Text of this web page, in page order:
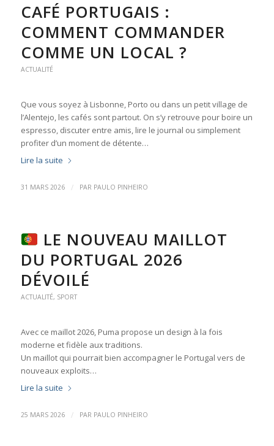
CAFÉ PORTUGAIS :
COMMENT COMMANDER
COMME UN LOCAL ?
ACTUALITÉ
Que vous soyez à Lisbonne, Porto ou dans un petit village de
l’Alentejo, les cafés sont partout. On s’y retrouve pour boire un
espresso, discuter entre amis, lire le journal ou simplement
profiter d’un moment de détente…
Lire la suite
31 MARS 2026 / PAR PAULO PINHEIRO
LE NOUVEAU MAILLOT
DU PORTUGAL 2026
DÉVOILÉ
ACTUALITÉ, SPORT
Avec ce maillot 2026, Puma propose un design à la fois
moderne et fidèle aux traditions.
Un maillot qui pourrait bien accompagner le Portugal vers de
nouveaux exploits…
Lire la suite
25 MARS 2026 / PAR PAULO PINHEIRO